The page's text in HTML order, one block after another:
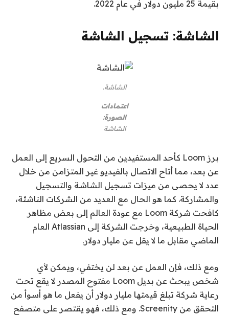
بقيمة 25 مليون دولار في عام 2022.
الشاشة: تسجيل الشاشة
الشاشة.
اعتمادات
الصورة:
الشاشة
برز Loom كأحد المستفيدين من التحول السريع إلى العمل
عن بعد، مما أتاح الاتصال بالفيديو غير المتزامن من خلال
عدد لا يحصى من ميزات تسجيل الشاشة والتسجيل
والمشاركة. كما هو الحال مع العديد من الشركات الناشئة،
كافحت شركة Loom مع عودة العالم إلى بعض مظاهر
الحياة الطبيعية، وخرجت الشركة إلى Atlassian العام
الماضي مقابل ما لا يقل عن مليار دولار.
ومع ذلك، فإن العمل عن بعد لن يختفي، ويمكن لأي
شخص يبحث عن بديل Loom مفتوح المصدر لا يقع تحت
رعاية شركة تبلغ قيمتها مليار دولار أن يفعل ما هو أسوأ من
التحقق من Screenity. ومع ذلك، فهو يقتصر على متصفح